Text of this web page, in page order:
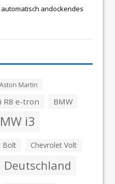
andockendes
Aston Martin
R8 e-tron BMW
i3
Bolt Chevrolet Volt
Deutschland